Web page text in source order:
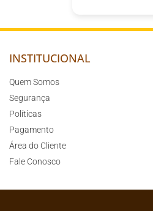
INSTITUCIONAL
Quem Somos
Segurança
Políticas
Pagamento
Área do Cliente
Fale Conosco